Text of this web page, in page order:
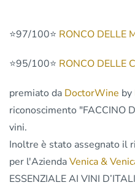
⭐️97/100⭐️ RONCO DELLE
⭐️95/100⭐️ RONCO DELLE
premiato da DoctorWine by
riconoscimento "FACCINO
vini.
Inoltre è stato assegnato il
per l'AziendaVenica &
ESSENZIALE AI VINI